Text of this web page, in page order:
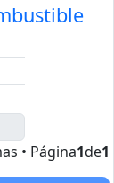
• Página1de1